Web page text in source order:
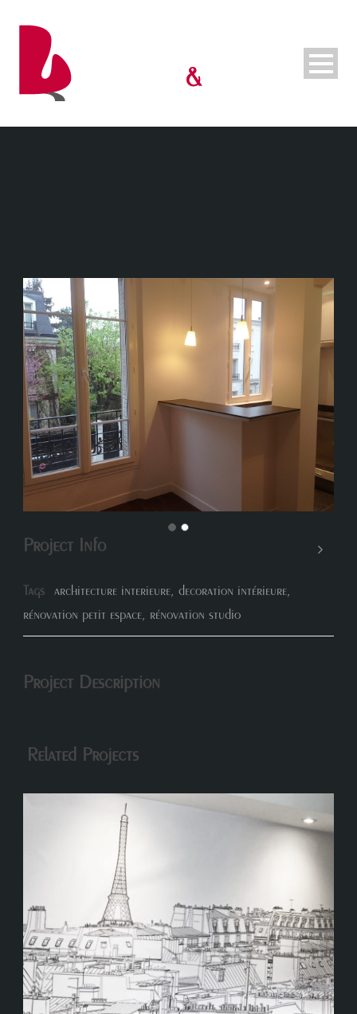
Project Info
Tags architecture interieure, decoration intérieure,
rénovation petit espace, rénovation studio
Project Description
Related Projects